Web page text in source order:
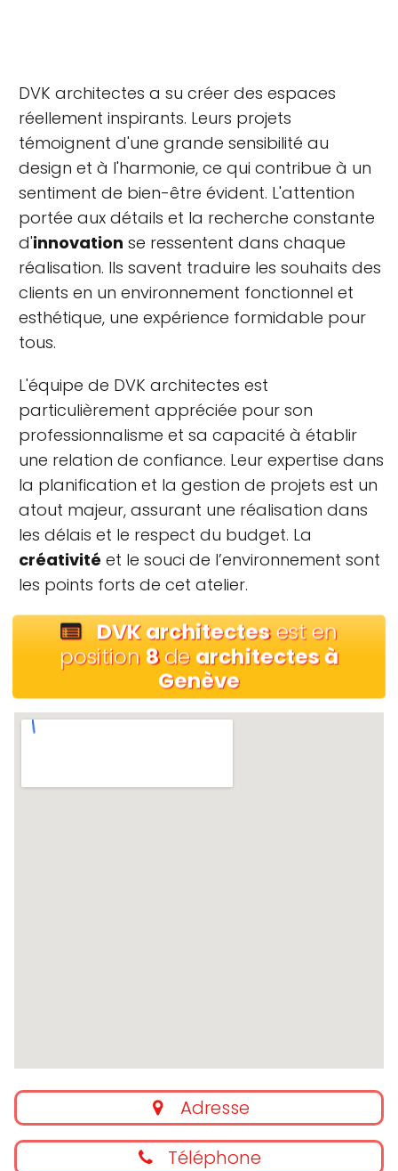
DVK architectes a su créer des espaces
réellement inspirants. Leurs projets
témoignent d'une grande sensibilité au
design et à l'harmonie, ce qui contribue à un
sentiment de bien-être évident. L'attention
portée aux détails et la recherche constante
d'innovation se ressentent dans chaque
réalisation. Ils savent traduire les souhaits des
clients en un environnement fonctionnel et
esthétique, une expérience formidable pour
tous.
L'équipe de DVK architectes est
particulièrement appréciée pour son
professionnalisme et sa capacité à établir
une relation de confiance. Leur expertise dans
la planification et la gestion de projets est un
atout majeur, assurant une réalisation dans
les délais et le respect du budget. La
créativité et le souci de l’environnement sont
les points forts de cet atelier.
DVK architectesest en
position 8de architectes à
Genève
Adresse
Téléphone